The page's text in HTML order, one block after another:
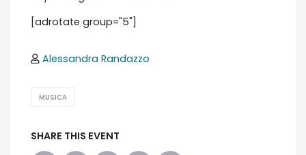
[adrotate group="5"]
Alessandra Randazzo
MUSICA
SHARE THIS EVENT